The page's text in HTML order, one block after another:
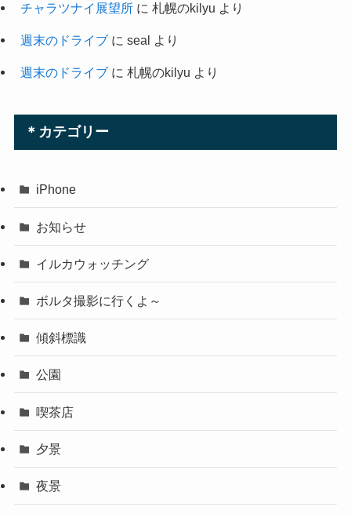
チャラツナイ展望所に 札幌のkilyu より
週末のドライブに seal より
週末のドライブに 札幌のkilyu より
＊カテゴリー
iPhone
お知らせ
イルカウォッチング
ボルタ撮影に行くよ～
傾斜標識
公園
喫茶店
夕景
夜景